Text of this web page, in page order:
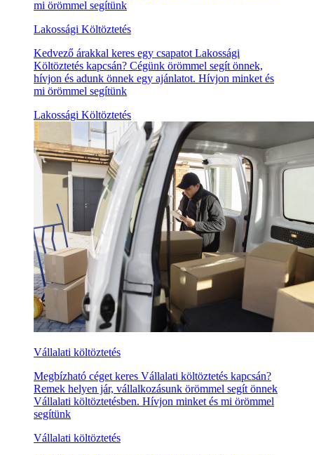
mi örömmel segítünk
Lakossági Költöztetés
Kedvező árakkal keres egy csapatot Lakossági
Költöztetés kapcsán? Cégünk örömmel segít önnek,
hívjon és adunk önnek egy ajánlatot. Hívjon minket és
mi örömmel segítünk
Lakossági Költöztetés
Vállalati költöztetés
Megbízható céget keres Vállalati költöztetés kapcsán?
Remek helyen jár, vállalkozásunk örömmel segít önnek
Vállalati költöztetésben. Hívjon minket és mi örömmel
segítünk
Vállalati költöztetés